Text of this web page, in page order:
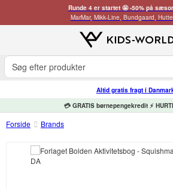
Runde 4 er startet 🤩 -50% på
MarMar, Mikk-Line, Bundgaard,
Altid gratis fragt i
💳 GRATIS børnepengekredit ⚡
Forside Brands